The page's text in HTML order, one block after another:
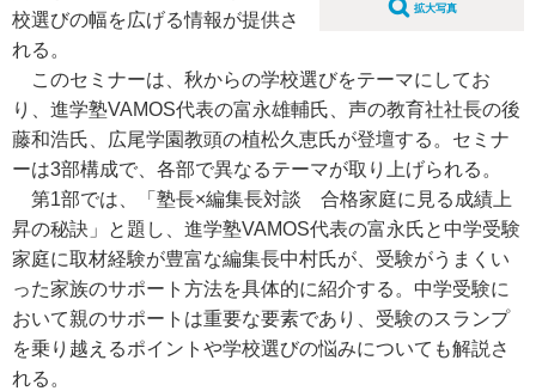
拡大写真
校選びの幅を広げる情報が提供さ
れる。
このセミナーは、秋からの学校選びをテーマにしてお
り、進学塾VAMOS代表の富永雄輔氏、声の教育社社長の後
藤和浩氏、広尾学園教頭の植松久恵氏が登壇する。セミナ
ーは3部構成で、各部で異なるテーマが取り上げられる。
第1部では、「塾長×編集長対談 合格家庭に見る成績上
昇の秘訣」と題し、進学塾VAMOS代表の富永氏と中学受験
家庭に取材経験が豊富な編集長中村氏が、受験がうまくい
った家族のサポート方法を具体的に紹介する。中学受験に
おいて親のサポートは重要な要素であり、受験のスランプ
を乗り越えるポイントや学校選びの悩みについても解説さ
れる。